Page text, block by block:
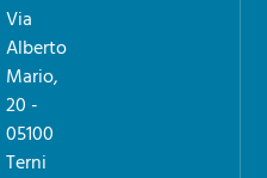
Via
Alberto
Mario,
20 -
05100
Terni